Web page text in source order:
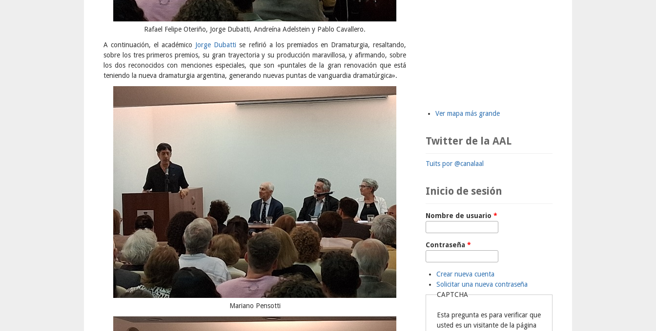
Rafael Felipe Oteriño, Jorge Dubatti, Andreína Adelstein y Pablo Cavallero.
A continuación, el académico Jorge Dubatti se refirió a los premiados en Dramaturgia, resaltando,
sobre los tres primeros premios, su gran trayectoria y su producción maravillosa, y afirmando, sobre
los dos reconocidos con menciones especiales, que son «puntales de la gran renovación que está
teniendo la nueva dramaturgia argentina, generando nuevas puntas de vanguardia dramatúrgica».
Mariano Pensotti
Ver mapa más grande
Twitter de la AAL
Tuits por @canalaal
Inicio de sesión
Nombre de usuario *
Contraseña *
Crear nueva cuenta
Solicitar una nueva contraseña
CAPTCHA
Esta pregunta es para verificar que
usted es un visitante de la página